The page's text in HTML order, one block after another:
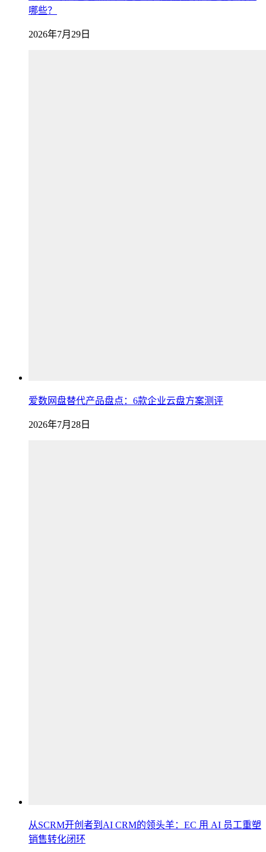
哪些？
2026年7月29日
爱数网盘替代产品盘点：6款企业云盘方案测评
2026年7月28日
从SCRM开创者到AI CRM的领头羊：EC 用 AI 员工重塑
销售转化闭环